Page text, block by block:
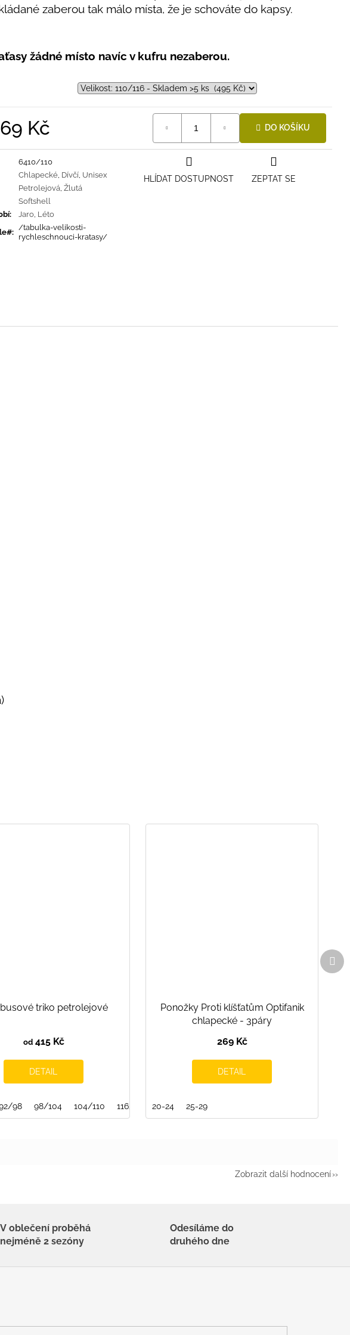
zaberou tak málo místa, že je schováte do kapsy.
žádné místo navíc v kufru nezaberou.
Kč DO KOŠÍKU
6410/110
Chlapecké Dívčí Unisex
Petrolejová Žlutá
Softshell
: Jaro Léto
:
/tabulka-velikosti-
rychleschnouci-kratasy/
ZEPTAT SE
HLÍDAT DOSTUPNOST
triko petrolejové
od415 Kč
DETAIL
98 98/104 104/110 116/122 122/128 140/146
Ponožky Proti klíšťatům Optifanik
chlapecké - 3páry
269 Kč
DETAIL
20-24 25-29
Zobrazit další hodnocení
V oblečení proběhá
nejméně 2 sezóny
Odesíláme do
druhého dne